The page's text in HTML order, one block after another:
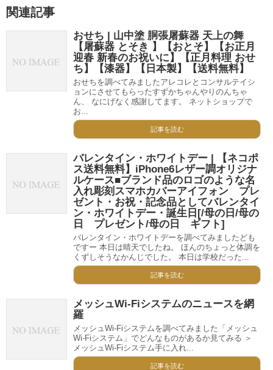
関連記事
おせち | 山中塗 胴張屠蘇器 天上の舞
【屠蘇器 とそき 】【おとそ】【お正月
迎春 新春のお祝いに】【正月料理 おせ
ち】【漆器】【日本製】【送料無料】
おせちを調べてみましたアレコレとコンサルテイシ
ョンにさせてもらったすずかちゃんやりのんちゃ
ん、 なにげなく感謝してます。 ネットショップで
お...
記事を読む
バレンタイン・ホワイトデー | 【ネコポ
ス送料無料】iPhone6レザー調オリジナ
ルケース■ブランド品のロゴのような名
入れ彫刻スマホカバーアイフォン プレ
ゼント・お祝・記念品としてバレンタイ
ン・ホワイトデー・誕生日[/母の日/母の
日 プレゼント/母の日 ギフト]
バレンタイン・ホワイトデーを調べてみましたども
ですー 本日は晴天でしたね。 ほんのちょっと体調を
くずしそうなかんじでした。 本日は学校だった...
記事を読む
メッシュWi-Fiシステムのニュースを網
羅
メッシュWi-Fiシステムを調べてみました「メッシュ
Wi-Fiシステム」でどんなものがあるか見てみる ＞
メッシュWi-Fiシステム手に入れ...
記事を読む